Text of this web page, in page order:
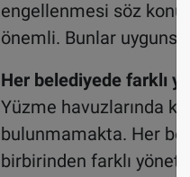
engellenmesi söz
önemli. Bunlar
Her belediyede farklı
Yüzme havuzlarında
bulunmamakta. Her
birbirinden farklı